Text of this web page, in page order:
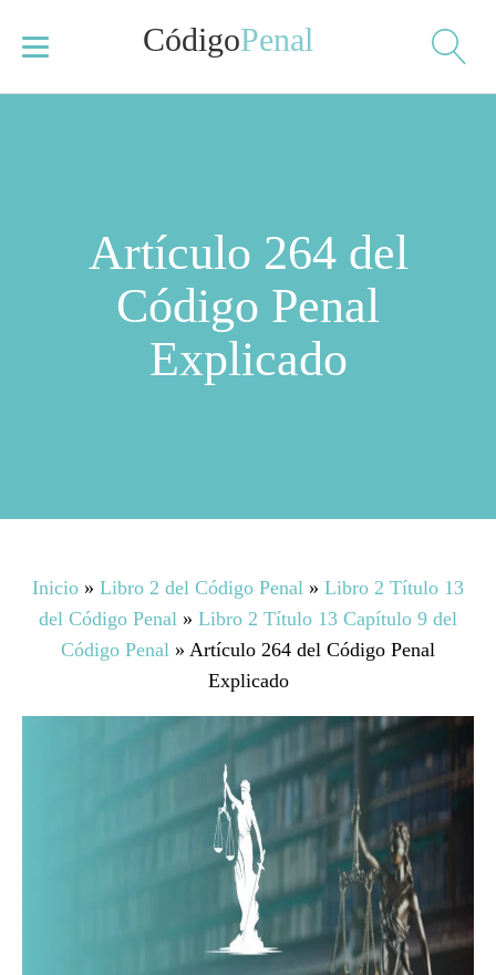
CódigoPenal
Artículo 264 del
Código Penal
Explicado
Inicio » Libro 2 del Código Penal » Libro 2 Título 13
del Código Penal » Libro 2 Título 13 Capítulo 9 del
Código Penal » Artículo 264 del Código Penal
Explicado